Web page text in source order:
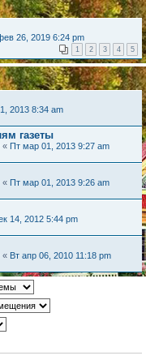
26, 2019 6:24 pm
1 2 3 4 5
2013 8:34 am
газеты
« Пт мар 01, 2013 9:27 am
« Пт мар 01, 2013 9:26 am
14, 2012 5:44 pm
« Вт апр 06, 2010 11:18 pm